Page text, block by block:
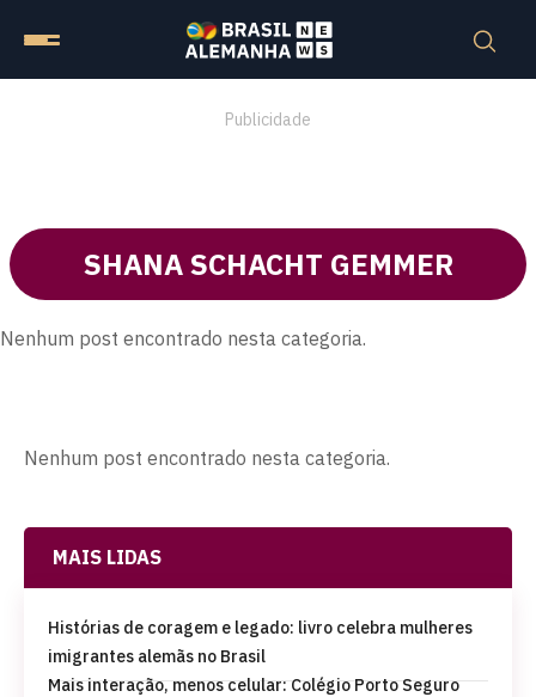
Publicidade
SHANA SCHACHT GEMMER
Nenhum post encontrado nesta categoria.
Nenhum post encontrado nesta categoria.
MAIS LIDAS
Histórias de coragem e legado: livro celebra mulheres
imigrantes alemãs no Brasil
Mais interação, menos celular: Colégio Porto Seguro